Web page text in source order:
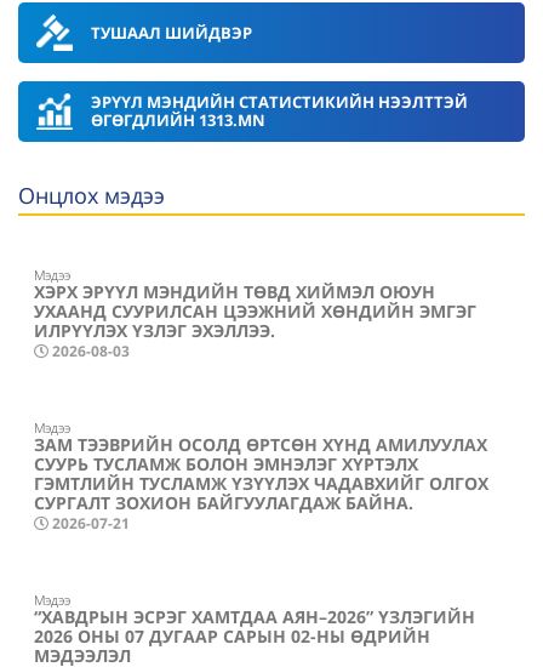
ТУШААЛ ШИЙДВЭР
ЭРҮҮЛ МЭНДИЙН СТАТИСТИКИЙН НЭЭЛТТЭЙ
ӨГӨГДЛИЙН 1313.MN
Онцлох мэдээ
Мэдээ
ХЭРХ ЭРҮҮЛ МЭНДИЙН ТӨВД ХИЙМЭЛ ОЮУН
УХААНД СУУРИЛСАН ЦЭЭЖНИЙ ХӨНДИЙН ЭМГЭГ
ИЛРҮҮЛЭХ ҮЗЛЭГ ЭХЭЛЛЭЭ.
2026-08-03
Мэдээ
ЗАМ ТЭЭВРИЙН ОСОЛД ӨРТСӨН ХҮНД АМИЛУУЛАХ
СУУРЬ ТУСЛАМЖ БОЛОН ЭМНЭЛЭГ ХҮРТЭЛХ
ГЭМТЛИЙН ТУСЛАМЖ ҮЗҮҮЛЭХ ЧАДАВХИЙГ ОЛГОХ
СУРГАЛТ ЗОХИОН БАЙГУУЛАГДАЖ БАЙНА.
2026-07-21
Мэдээ
“ХАВДРЫН ЭСРЭГ ХАМТДАА АЯН–2026” ҮЗЛЭГИЙН
2026 ОНЫ 07 ДУГААР САРЫН 02-НЫ ӨДРИЙН
МЭДЭЭЛЭЛ